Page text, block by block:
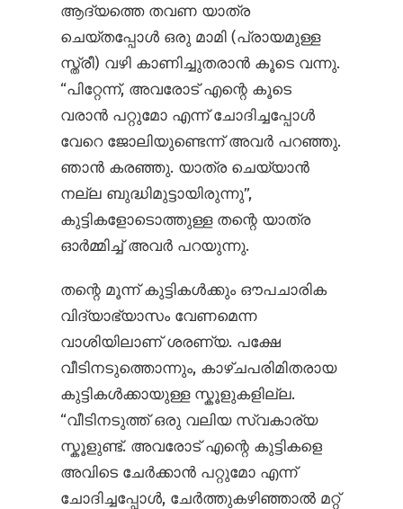
ആദ്യത്തെ തവണ യാത്ര
ചെയ്തപ്പോൾ ഒരു മാമി (പ്രായമുള്ള
സ്ത്രീ) വഴി കാണിച്ചുതരാൻ കൂടെ വന്നു.
“പിറ്റേന്ന്, അവരോട് എന്റെ കൂടെ
വരാൻ പറ്റുമോ എന്ന് ചോദിച്ചപ്പോൾ
വേറെ ജോലിയുണ്ടെന്ന് അവർ പറഞ്ഞു.
ഞാൻ കരഞ്ഞു. യാത്ര ചെയ്യാൻ
നല്ല ബുദ്ധിമുട്ടാ‍യിരുന്നു”,
കുട്ടികളോടൊത്തുള്ള തന്റെ യാത്ര
ഓർമ്മിച്ച് അവർ പറയുന്നു.
തന്റെ മൂന്ന് കുട്ടികൾക്കും ഔപചാരിക
വിദ്യാഭ്യാസം വേണമെന്ന
വാശിയിലാണ് ശരണ്യ. പക്ഷേ
വീടിനടുത്തൊന്നും, കാഴ്ചപരിമിതരായ
കുട്ടികൾക്കായുള്ള സ്കൂളുകളില്ല.
“വീടിനടുത്ത് ഒരു വലിയ സ്വകാര്യ
സ്കൂളുണ്ട്. അവരോട് എന്റെ കുട്ടികളെ
അവിടെ ചേർക്കാൻ പറ്റുമോ എന്ന്
ചോദിച്ചപ്പോൾ, ചേർത്തുകഴിഞ്ഞാൽ മറ്റ്